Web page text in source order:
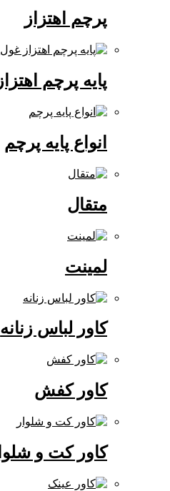
پرچم اهتزاز
پایه پرچم اهتزاز غول پیکر
انواع پایه پرچم
کاور لباس زنانه
کاور کفش
کاور کت و شلوار